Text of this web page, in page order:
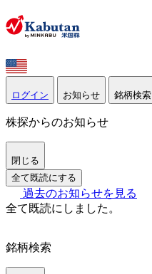
ログイン お知らせ 銘柄検索
株探からのお知らせ
閉じる
全て既読にする
過去のお知らせを見る
全て既読にしました。
銘柄検索